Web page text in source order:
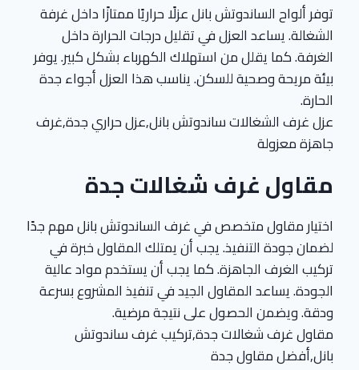
توفر ألواح الساندوتش بانل عزلًا حراريًا ممتازًا داخل غرفة
الشغالة. يساعد العزل في تقليل درجات الحرارة داخل
الغرفة. كما يقلل من استهلاك الكهرباء بشكل كبير. يوفر
بيئة مريحة وصحية للسكن. يناسب هذا العزل أجواء جدة
الحارة.
عزل غرف الشغالات ساندوتش بانل,عزل حراري جدة,غرف
جاهزة معزولة
مقاول غرف شغالات جدة
اختيار مقاول متخصص في غرف الساندوتش بانل مهم جدًا
لضمان جودة التنفيذ. يجب أن يمتلك المقاول خبرة في
تركيب الغرف الجاهزة. كما يجب أن يستخدم مواد عالية
الجودة. يساعد المقاول الجيد في تنفيذ المشروع بسرعة
ودقة. ويضمن الحصول على نتيجة مرضية.
مقاول غرف شغالات جدة,تركيب غرف ساندوتش
بانل,أفضل مقاول جدة